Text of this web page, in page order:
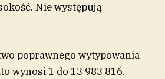
Nie występują
poprawnego wytypowania
wynosi 1 do 13 983 816.